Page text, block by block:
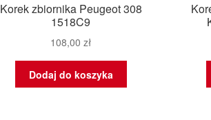
Korek zbiornika Peugeot 308
1518C9
108,00zł
Dodaj do koszyka